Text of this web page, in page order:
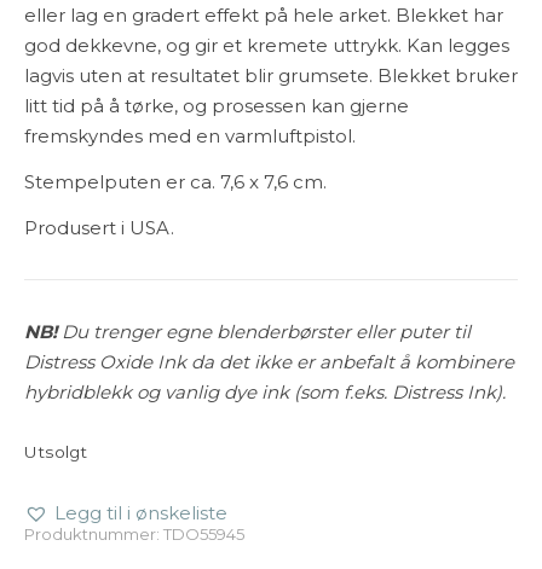
eller lag en gradert effekt på hele arket. Blekket har
god dekkevne, og gir et kremete uttrykk. Kan legges
lagvis uten at resultatet blir grumsete. Blekket bruker
litt tid på å tørke, og prosessen kan gjerne
fremskyndes med en varmluftpistol.
Stempelputen er ca. 7,6 x 7,6 cm.
Produsert i USA.
NB!Du trenger egne blenderbørster eller puter til
Distress Oxide Ink da det ikke er anbefalt å kombinere
hybridblekk og vanlig dye ink (som f.eks. Distress Ink).
Utsolgt
Legg til i ønskeliste
Produktnummer: TDO55945